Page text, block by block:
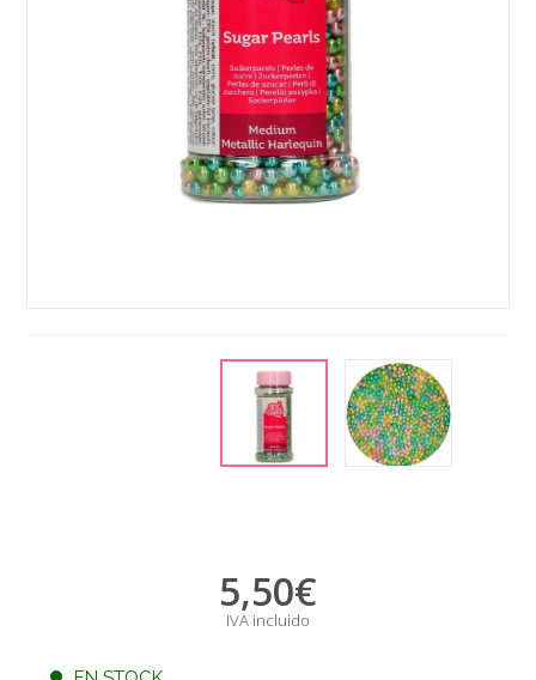
5,50€
IVA incluido